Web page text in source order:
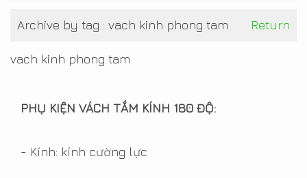
Archive by tag : vach kinh phong tam Return
vach kinh phong tam
PHỤ KIỆN VÁCH TẮM KÍNH 180 ĐỘ:
- Kính: kính cường lực